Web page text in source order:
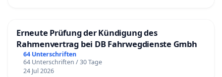
Erneute Prüfung der Kündigung des
Rahmenvertrag bei DB Fahrwegdienste Gmbh
64 Unterschriften
64 Unterschriften / 30 Tage
24 Jul 2026